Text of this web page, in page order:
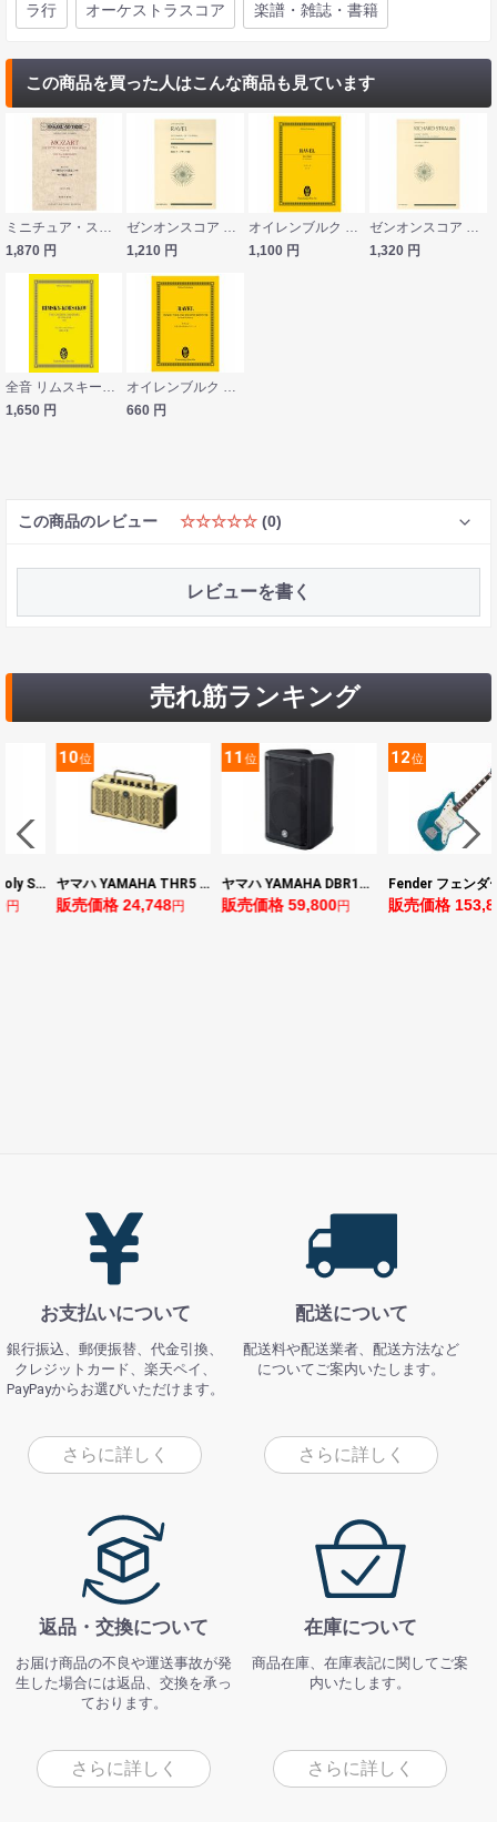
ラ行 オーケストラスコア 楽譜・雑誌・書籍
この商品を買った人はこんな商品も見ています
ミニチュア・スコア モーツァルト 歌劇「後宮からの逃走」序曲 歌劇「魔笛」序曲 音楽之友社
1,870 円
ゼンオンスコア ラヴェル 組曲 クープランの墓 全音楽譜出版社
1,210 円
オイレンブルク スコア ラヴェル ボレロ 全音楽譜出版社
1,100 円
ゼンオンスコア リヒャルト・シュトラウス サロメの踊り 全音楽譜出版社
1,320 円
全音 リムスキー＝コルサコフ：組曲《金鶏》 オイレンブルク・スコア
1,650 円
オイレンブルク スコア ラヴェル 亡き王女のためのパヴァーヌ 全音楽譜出版社
660 円
この商品のレビュー ☆☆☆☆☆ (0)
レビューを書く
売れ筋ランキング
ヤマハ YAMAHA THR5 コンパクトギターアンプ 小型アンプ
円
ヤマハ YAMAHA DBR10 パワードスピーカー
販売価格 59,800 円
12位
Fender フェンダー Made in Japan Traditional Late 60s Jazzmaster RW Ocean Turquoise Metallic エレキギター
販売価格 153,896 円 販売価格
お支払いについて
銀行振込、郵便振替、代金引換、
クレジットカード、楽天ペイ、
PayPayからお選びいただけます。
さらに詳しく
配送について
配送料や配送業者、配送方法など
についてご案内いたします。
さらに詳しく
返品・交換について
お届け商品の不良や運送事故が発
生した場合には返品、交換を承っ
ております。
さらに詳しく
在庫について
商品在庫、在庫表記に関してご案
内いたします。
さらに詳しく